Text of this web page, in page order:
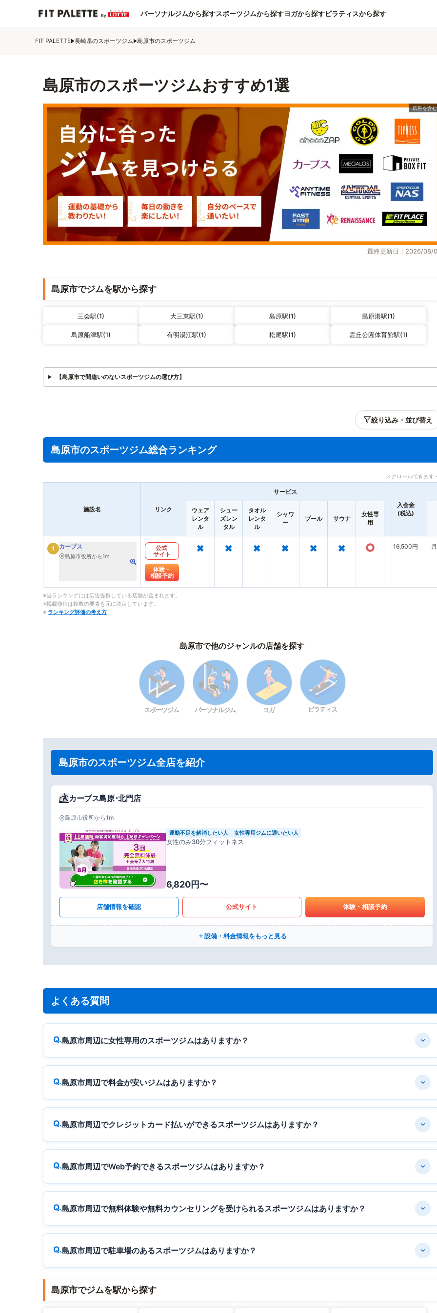
パーソナルジムから探すスポーツジムから探すヨガから探すピラティスから探す
FIT PALETTE 長崎県のスポーツジム 島原市のスポーツジム
島原市のスポーツジムおすすめ1選
最終更新日：2026/08/
島原市でジムを駅から探す
三会駅(1) 大三東駅(1) 島原駅(1) 島原港駅(1)
島原船津駅(1) 有明湯江駅(1) 松尾駅(1) 霊丘公園体育館駅(1)
【島原市で間違いのないスポーツジムの選び方】
絞り込み・並び替え
島原市のスポーツジム総合ランキング
スクロールできます
施設名 リンク
サービス
入会金
(税込)
ウェア
レンタ
ル
シュー
ズレン
タル
タオル
レンタ
ル
シャワ
ー
プール サウナ
女性専
用
1 カーブス
島原市役所から1m
公式
サイト
体験・
相談予約
× × × × × × ○ 16,500円
※当ランキングには広告提携している店舗が含まれます。
※掲載順位は複数の要素を元に決定しています。
※ ランキング評価の考え方
島原市で他のジャンルの店舗を探す
スポーツジム パーソナルジム ヨガ ピラティス
島原市のスポーツジム全店を紹介
カーブス島原･北門店
島原市役所から1m
運動不足を解消したい人 女性専用ジムに通いたい人
女性のみ30分フィットネス
6,820円〜
店舗情報を確認 公式サイト 体験・相談予約
設備・料金情報をもっと見る
よくある質問
島原市周辺に女性専用のスポーツジムはありますか？
島原市周辺で料金が安いジムはありますか？
島原市周辺でクレジットカード払いができるスポーツジムはありますか？
島原市周辺でWeb予約できるスポーツジムはありますか？
島原市周辺で無料体験や無料カウンセリングを受けられるスポーツジムはありますか？
島原市周辺で駐車場のあるスポーツジムはありますか？
島原市でジムを駅から探す